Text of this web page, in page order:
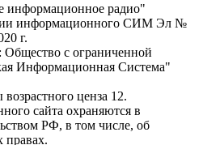
информационное радио"
информационного СИМ Эл №
г.
Общество с ограниченной
Информационная Система"
ценза 12.
сайта охраняются в
РФ, в том числе, об
правах.